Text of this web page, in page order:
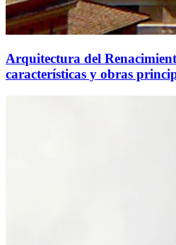
Arquitectura del
características y obras